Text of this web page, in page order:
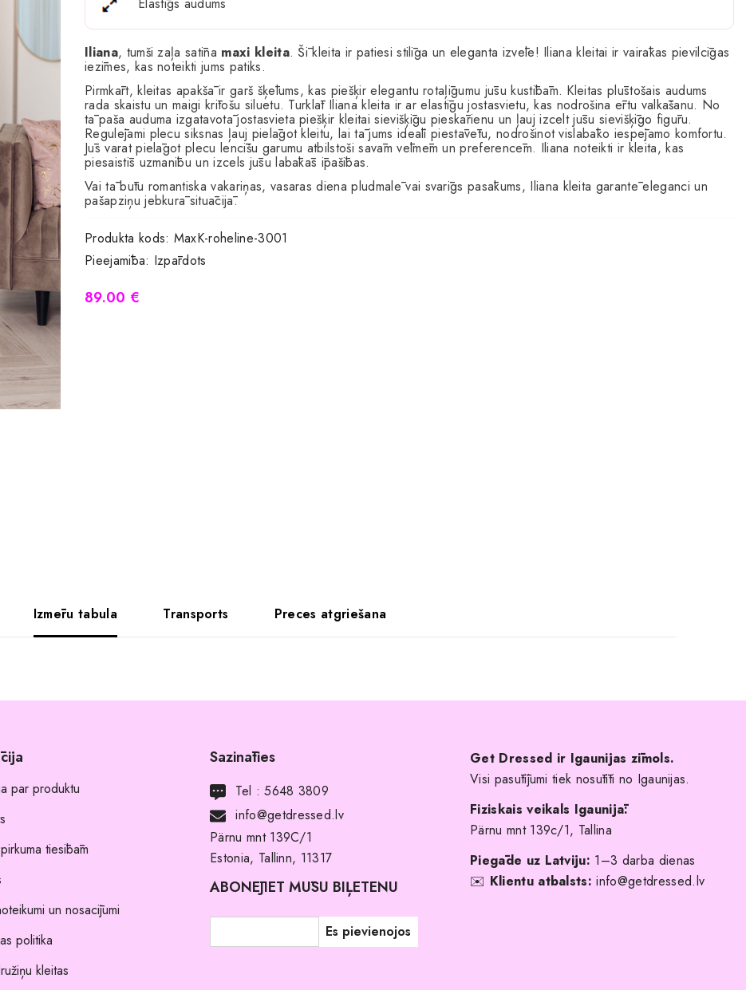
Iliana, tumši zaļa satīna maxi kleita. Šī kleita ir patiesi stilīga un eleganta izvēle! Iliana kleitai ir vairākas pievilcīgas
iezīmes, kas noteikti jums patiks.
Pirmkārt, kleitas apakšā ir garš šķēlums, kas piešķir elegantu rotaļīgumu jūsu kustībām. Kleitas plūstošais audums
rada skaistu un maigi krītošu siluetu. Turklāt Iliana kleita ir ar elastīgu jostasvietu, kas nodrošina ērtu valkāšanu. No
tā paša auduma izgatavotā jostasvieta piešķir kleitai sievišķīgu pieskārienu un ļauj izcelt jūsu sievišķīgo figūru.
Regulējami plecu siksnas ļauj pielāgot kleitu, lai tā jums ideāli piestāvētu, nodrošinot vislabāko iespējamo komfortu.
Jūs varat pielāgot plecu lencīšu garumu atbilstoši savām vēlmēm un preferencēm. Iliana noteikti ir kleita, kas
piesaistīs uzmanību un izcels jūsu labākās īpašības.
Vai tā būtu romantiska vakariņas, vasaras diena pludmalē vai svarīgs pasākums, Iliana kleita garantē eleganci un
pašapziņu jebkurā situācijā.
Produkta kods: MaxK-roheline-3001
Pieejamība: Izpārdots
89.00 €
Izmēru tabula Transports Preces atgriešana
par produktu
tiesībām
un nosacījumi
politika
kleitas
Sazināties
Tel :5648 3809
info@getdressed.lv
Pärnu mnt 139C/1
Estonia, Tallinn, 11317
ABONĒJIET MŪSU BIĻETENU
Get Dressed ir Igaunijas zīmols.
Visi pasūtījumi tiek nosūtīti no Igaunijas.
Fiziskais veikals Igaunijā:
Pärnu mnt 139c/1, Tallina
Piegāde uz Latviju: 1–3 darba dienas
✉️ Klientu atbalsts: info@getdressed.lv